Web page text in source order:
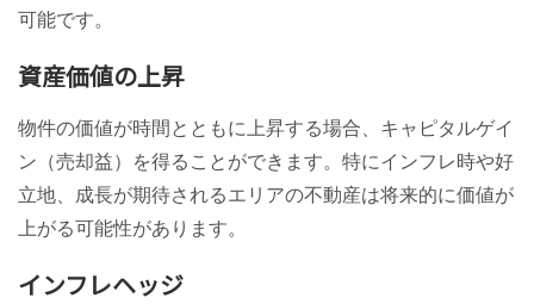
可能です。
資産価値の上昇
物件の価値が時間とともに上昇する場合、キャピタルゲイ
ン（売却益）を得ることができます。特にインフレ時や好
立地、成長が期待されるエリアの不動産は将来的に価値が
上がる可能性があります。
インフレヘッジ